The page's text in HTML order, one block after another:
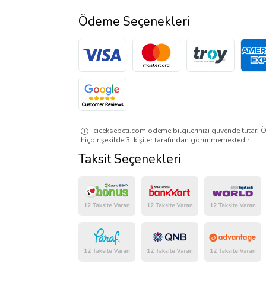
Ödeme Seçenekleri
ciceksepeti.com ödeme bilgilerinizi güvende tutar.
hiçbir şekilde 3. kişiler tarafından görünmemektedir.
Taksit Seçenekleri